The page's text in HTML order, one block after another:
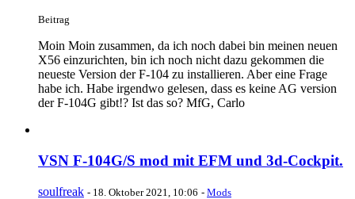
Beitrag
Moin Moin zusammen, da ich noch dabei bin meinen neuen
X56 einzurichten, bin ich noch nicht dazu gekommen die
neueste Version der F-104 zu installieren. Aber eine Frage
habe ich. Habe irgendwo gelesen, dass es keine AG version
der F-104G gibt!? Ist das so? MfG, Carlo
VSN F-104G/S mod mit EFM und 3d-Cockpit.
soulfreak - 18. Oktober 2021, 10:06 - Mods